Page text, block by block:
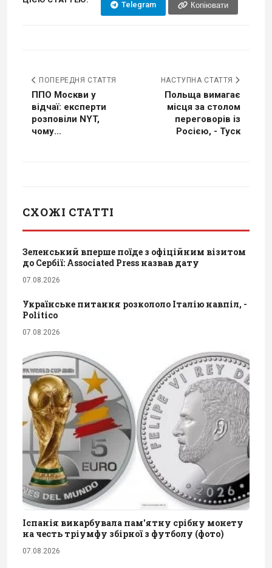
Telegram Копіювати
ПОПЕРЕДНЯ СТАТТЯ
ППО Москви у
відчаї: експерти
розповіли NYT,
чому...
НАСТУПНА СТАТТЯ
Польща вимагає
місця за столом
переговорів із
Росією, - Туск
СХОЖІ СТАТТІ
Зеленський вперше поїде з офіційним візитом
до Сербії: Associated Press назвав дату
07.08.2026
Українське питання розкололо Італію навпіл, -
Politico
07.08.2026
Іспанія викарбувала пам'ятну срібну монету
на честь тріумфу збірної з футболу (фото)
07.08.2026